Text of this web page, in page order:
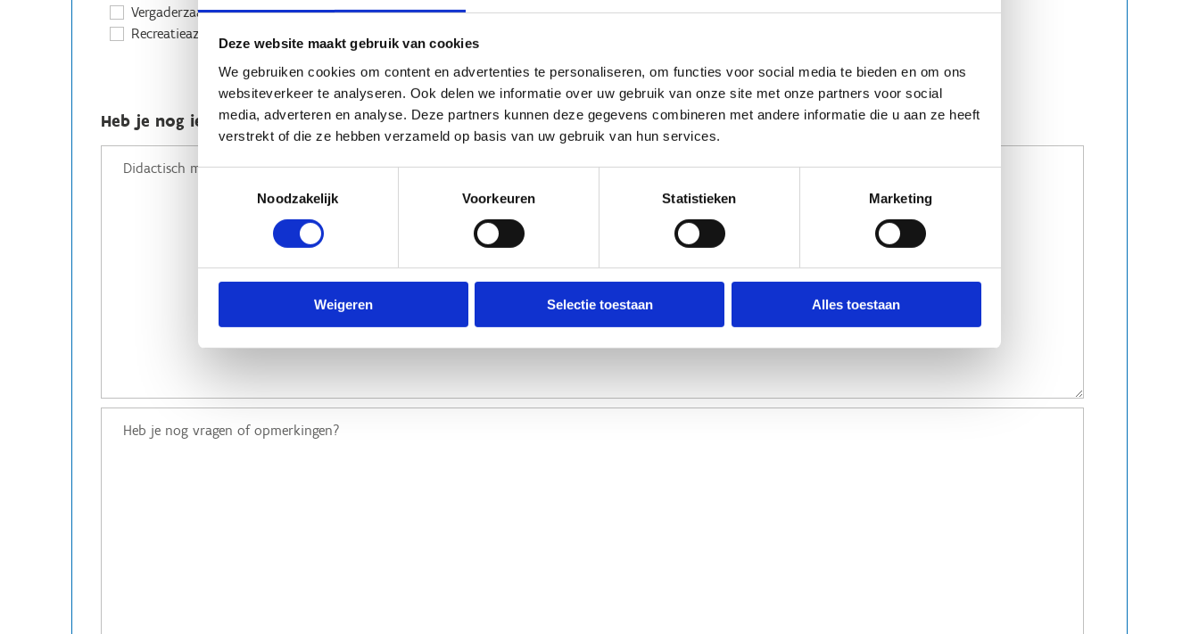
Deze website maakt gebruik van cookies
We gebruiken cookies om content en advertenties te personaliseren, om functies voor social media te bieden en om ons
websiteverkeer te analyseren. Ook delen we informatie over uw gebruik van onze site met onze partners voor social
media, adverteren en analyse. Deze partners kunnen deze gegevens combineren met andere informatie die u aan ze heeft
verstrekt of die ze hebben verzameld op basis van uw gebruik van hun services.
Noodzakelijk
Voorkeuren Statistieken Marketing
Weigeren Selectie toestaan Alles toestaan
Vergaderzaal: 8 x 8 meter
Recreatieazaal 1 (+ 76 personen)
Heb je nog iets extra nodig voor het leslokaal?